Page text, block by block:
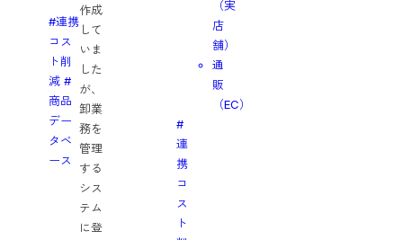
BACKYARD
#連携
コス
ト削
減 #
商品
デー
タベ
ース
作成
して
いま
した
が、
卸業
務を
管理
する
シス
テム
に登
（実
店
舗）
通
販
（EC）
#
連
携
コ
ス
ト